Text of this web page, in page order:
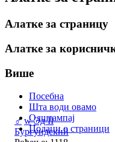
♂ w Эд II
Бургундский
Алатке за страницу
Алатке за
Више
Посебна
Шта води овамо
Одштампај
Подаци о страници